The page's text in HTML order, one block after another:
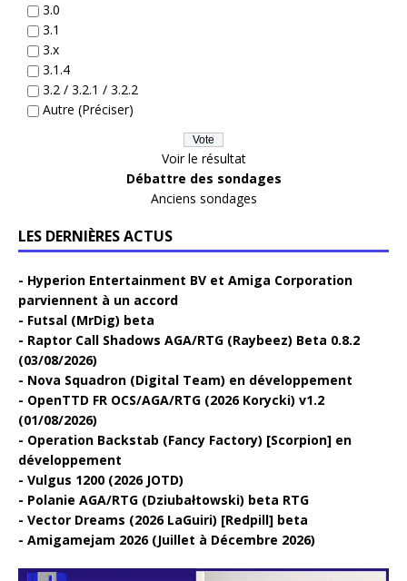
3.0
3.1
3.x
3.1.4
3.2 / 3.2.1 / 3.2.2
Autre (Préciser)
Voir le résultat
Débattre des sondages
Anciens sondages
LES DERNIÈRES ACTUS
Hyperion Entertainment BV et Amiga Corporation
parviennent à un accord
Futsal (MrDig) beta
Raptor Call Shadows AGA/RTG (Raybeez) Beta 0.8.2
(03/08/2026)
Nova Squadron (Digital Team) en développement
OpenTTD FR OCS/AGA/RTG (2026 Korycki) v1.2
(01/08/2026)
Operation Backstab (Fancy Factory) [Scorpion] en
développement
Vulgus 1200 (2026 JOTD)
Polanie AGA/RTG (Dziubałtowski) beta RTG
Vector Dreams (2026 LaGuiri) [Redpill] beta
Amigamejam 2026 (Juillet à Décembre 2026)